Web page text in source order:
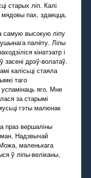
старых ліп. Калі
пах, здаецца,
самую высокую ліпу
палёту. Ліпы
кінатэатр і
засені дрэў-волатаў.
калісьці стаяла
таго
яго. Мне
за старымі
гэты малюнак
праз вершаліны
Надзвычай
маленькага
ў ліпы-веліканы,